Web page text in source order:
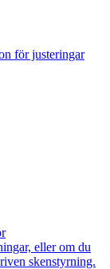
för justeringar
eller om du
skenstyrning.